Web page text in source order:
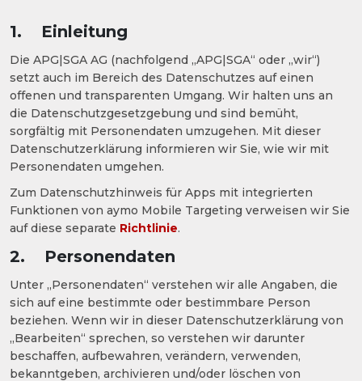
1. Einleitung
Die APG|SGA AG (nachfolgend „APG|SGA“ oder „wir“)
setzt auch im Bereich des Datenschutzes auf einen
offenen und transparenten Umgang. Wir halten uns an
die Datenschutzgesetzgebung und sind bemüht,
sorgfältig mit Personendaten umzugehen. Mit dieser
Datenschutzerklärung informieren wir Sie, wie wir mit
Personendaten umgehen.
Zum Datenschutzhinweis für Apps mit integrierten
Funktionen von aymo Mobile Targeting verweisen wir Sie
auf diese separate Richtlinie.
2. Personendaten
Unter „Personendaten“ verstehen wir alle Angaben, die
sich auf eine bestimmte oder bestimmbare Person
beziehen. Wenn wir in dieser Datenschutzerklärung von
„Bearbeiten“ sprechen, so verstehen wir darunter
beschaffen, aufbewahren, verändern, verwenden,
bekanntgeben, archivieren und/oder löschen von